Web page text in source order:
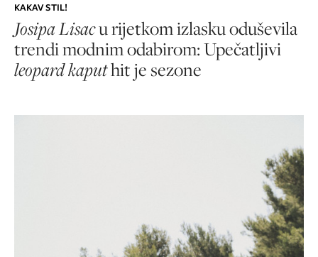
KAKAV STIL!
Josipa Lisacu rijetkom izlasku oduševila
trendi modnim odabirom: Upečatljivi
leopard kaputhit je sezone